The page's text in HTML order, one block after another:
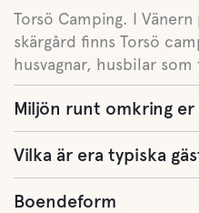
Torsö Camping. I
skärgård finns Torsö
husvagnar, husbilar
Miljön runt omkring er
Vilka är era typiska
Boendeform